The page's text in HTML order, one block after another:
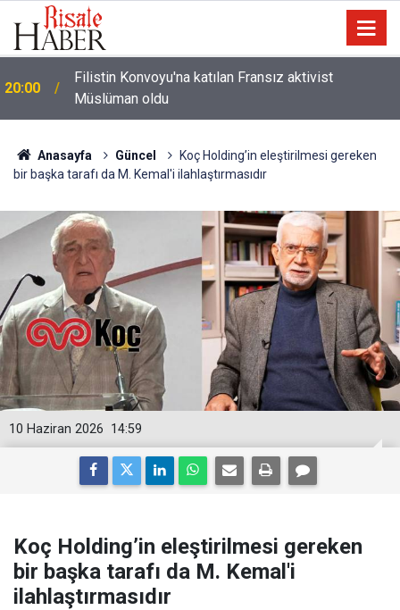
17:03
Halamın bıyığı olsa amcamdan evrim geçirdiğini
söyleyebilir miydik?
Anasayfa Güncel
Koç Holding’in eleştirilmesi gereken
bir başka tarafı da M. Kemal'i ilahlaştırmasıdır
14:59
10 Haziran 2026
Koç Holding’in eleştirilmesi gereken
bir başka tarafı da M. Kemal'i
ilahlaştırmasıdır